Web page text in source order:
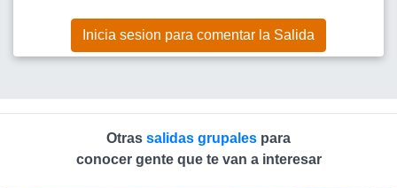
Inicia sesion para comentar la Salida
Otras salidas grupales para
conocer gente que te van a interesar